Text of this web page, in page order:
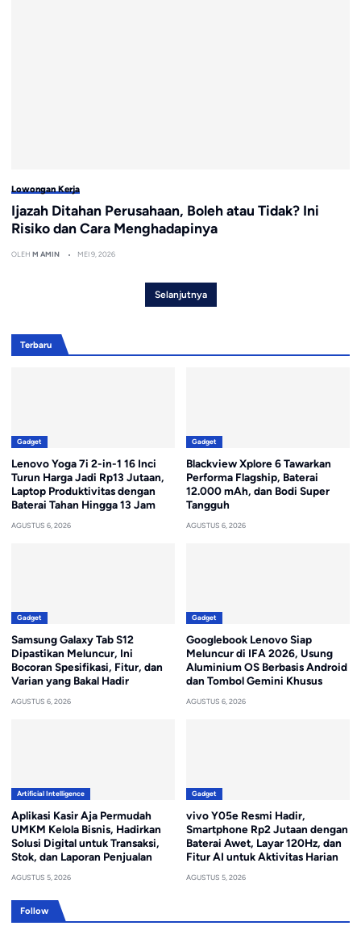
Lowongan Kerja
Ijazah Ditahan Perusahaan, Boleh atau Tidak? Ini
Risiko dan Cara Menghadapinya
OLEH M AMIN MEI 9, 2026
Selanjutnya
Terbaru
Gadget
Lenovo Yoga 7i 2-in-1 16 Inci
Turun Harga Jadi Rp13 Jutaan,
Laptop Produktivitas dengan
Baterai Tahan Hingga 13 Jam
AGUSTUS 6, 2026
Gadget
Blackview Xplore 6 Tawarkan
Performa Flagship, Baterai
12.000 mAh, dan Bodi Super
Tangguh
AGUSTUS 6, 2026
Gadget
Samsung Galaxy Tab S12
Dipastikan Meluncur, Ini
Bocoran Spesifikasi, Fitur, dan
Varian yang Bakal Hadir
AGUSTUS 6, 2026
Gadget
Googlebook Lenovo Siap
Meluncur di IFA 2026, Usung
Aluminium OS Berbasis Android
dan Tombol Gemini Khusus
AGUSTUS 6, 2026
Artificial Intelligence
Aplikasi Kasir Aja Permudah
UMKM Kelola Bisnis, Hadirkan
Solusi Digital untuk Transaksi,
Stok, dan Laporan Penjualan
AGUSTUS 5, 2026
Gadget
vivo Y05e Resmi Hadir,
Smartphone Rp2 Jutaan dengan
Baterai Awet, Layar 120Hz, dan
Fitur AI untuk Aktivitas Harian
AGUSTUS 5, 2026
Follow